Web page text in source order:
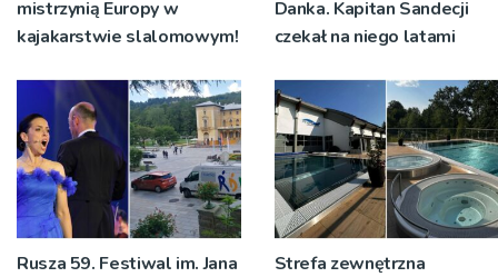
mistrzynią Europy w
kajakarstwie slalomowym!
Danka. Kapitan Sandecji
czekał na niego latami
Rusza 59. Festiwal im. Jana
Strefa zewnętrzna